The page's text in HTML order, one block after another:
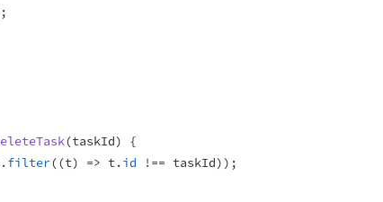
;
(taskId)
{
. filter((t) => t. id !== taskId)) ;